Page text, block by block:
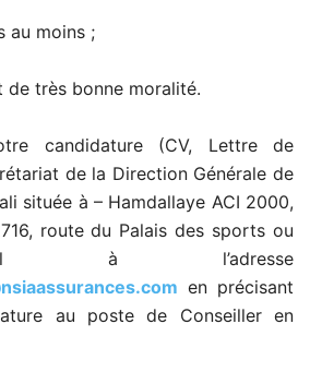
au moins ;
de très bonne moralité.
candidature (CV, Lettre de
de la Direction Générale de
située à – Hamdallaye ACI 2000,
route du Palais des sports ou
à l’adresse
en précisant
au poste de Conseiller en